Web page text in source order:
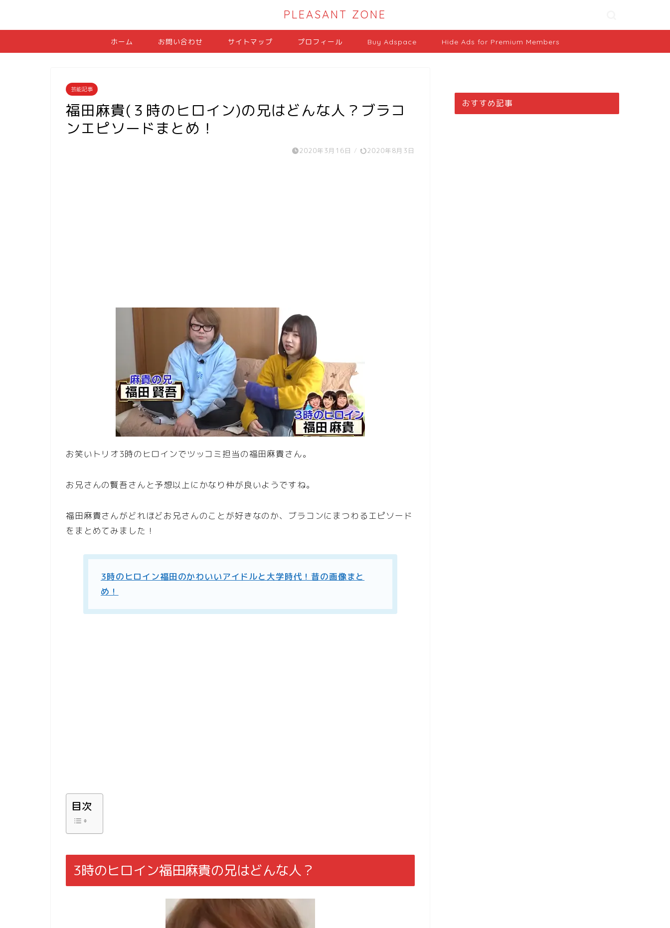
PLEASANT ZONE
ホーム お問い合わせ サイトマップ プロフィール Buy Adspace Hide Ads for Premium Members
芸能記事
福田麻貴(３時のヒロイン)の兄はどんな人？ブラコ
ンエピソードまとめ！
2020年3月16日 / 2020年8月3日
お笑いトリオ3時のヒロインでツッコミ担当の福田麻貴さん。
お兄さんの賢吾さんと予想以上にかなり仲が良いようですね。
福田麻貴さんがどれほどお兄さんのことが好きなのか、ブラコンにまつわるエピソード
をまとめてみました！
3時のヒロイン福田のかわいいアイドルと大学時代！昔の画像まと
め！
目次
3時のヒロイン福田麻貴の兄はどんな人？
おすすめ記事